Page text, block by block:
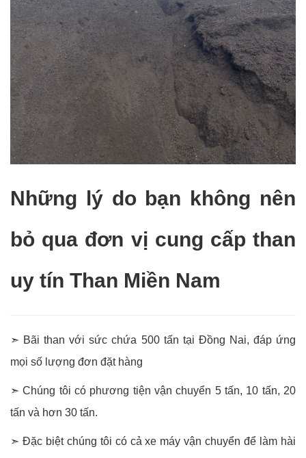
Những lý do bạn không nên
bỏ qua đơn vị cung cấp than
uy tín Than Miền Nam
➣ Bãi than với sức chứa 500 tấn tại Đồng Nai, đáp ứng
mọi số lượng đơn đặt hàng
➣ Chúng tôi có phương tiện vận chuyển 5 tấn, 10 tấn, 20
tấn và hơn 30 tấn.
➣ Đặc biệt chúng tôi có cả xe máy vận chuyển để làm hài